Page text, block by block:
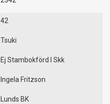
42
Tsuki
Ej Stambokförd I Skk
Ingela Fritzson
Lunds BK